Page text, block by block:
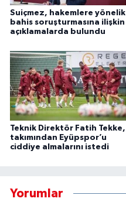
Suiçmez, hakemlere yönelik
bahis soruşturmasına ilişkin
açıklamalarda bulundu
Teknik Direktör Fatih Tekke,
takımından Eyüpspor’u
ciddiye almalarını istedi
Yorumlar